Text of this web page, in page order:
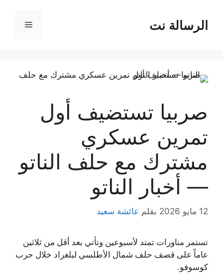
المحتوىالرسالة نت القائمة
صربيا تستضيف أول
تمرين عسكري
مشترك مع حلف الناتو
— أخبار الناتو
12 مايو 2026 بقلم عائشة سعيد
تستمر مناورات تمتد لأسبوعين وتأتي بعد أقل من ثلاثين
عاماً على قصف حلف شمال الأطلسي لبلغراد خلال حرب
كوسوفو.